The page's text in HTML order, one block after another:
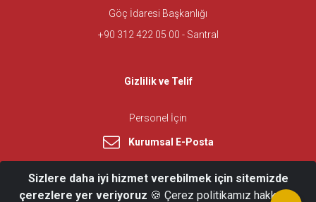
Göç İdaresi Başkanlığı
+90 312 422 05 00 - Santral
Gizlilik ve Telif
Personel İçin
Kurumsal E-Posta
Sizlere daha iyi hizmet verebilmek için sitemizde
çerezlere yer veriyoruz 🍪 Çerez politikamız hakkında